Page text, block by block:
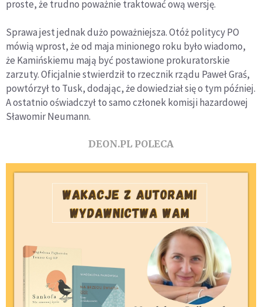
proste, że trudno poważnie traktować ową wersję.
Sprawa jest jednak dużo poważniejsza. Otóż politycy PO
mówią wprost, że od maja minionego roku było wiadomo,
że Kamińskiemu mają być postawione prokuratorskie
zarzuty. Oficjalnie stwierdził to rzecznik rządu Paweł Graś,
powtórzył to Tusk, dodając, że dowiedział się o tym później.
A ostatnio oświadczył to samo członek komisji hazardowej
Sławomir Neumann.
DEON.PL POLECA